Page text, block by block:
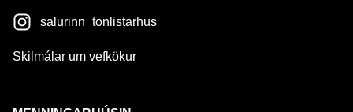
salurinn_tonlistarhus
Skilmálar um vefkökur